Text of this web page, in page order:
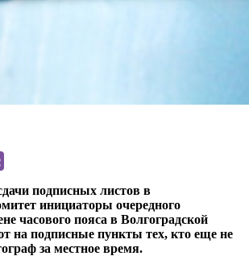
подписных листов в
инициаторы очередного
часового пояса в Волгоградской
на подписные пункты тех, кто еще не
за местное время.